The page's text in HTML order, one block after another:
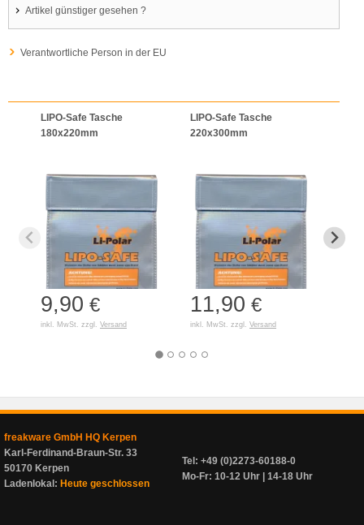
Artikel günstiger gesehen ?
Verantwortliche Person in der EU
LIPO-Safe Tasche
180x220mm
9,90 €
inkl. MwSt. zzgl. Versand
LIPO-Safe Tasche
220x300mm
11,90 €
inkl. MwSt. zzgl. Versand
freakware GmbH HQ Kerpen
Karl-Ferdinand-Braun-Str. 33
50170 Kerpen
Ladenlokal: Heute geschlossen
Tel: +49 (0)2273-60188-0
Mo-Fr: 10-12 Uhr | 14-18 Uhr